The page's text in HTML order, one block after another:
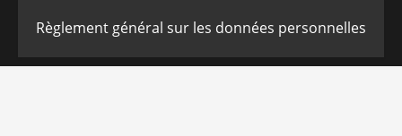
Règlement général sur les données personnelles